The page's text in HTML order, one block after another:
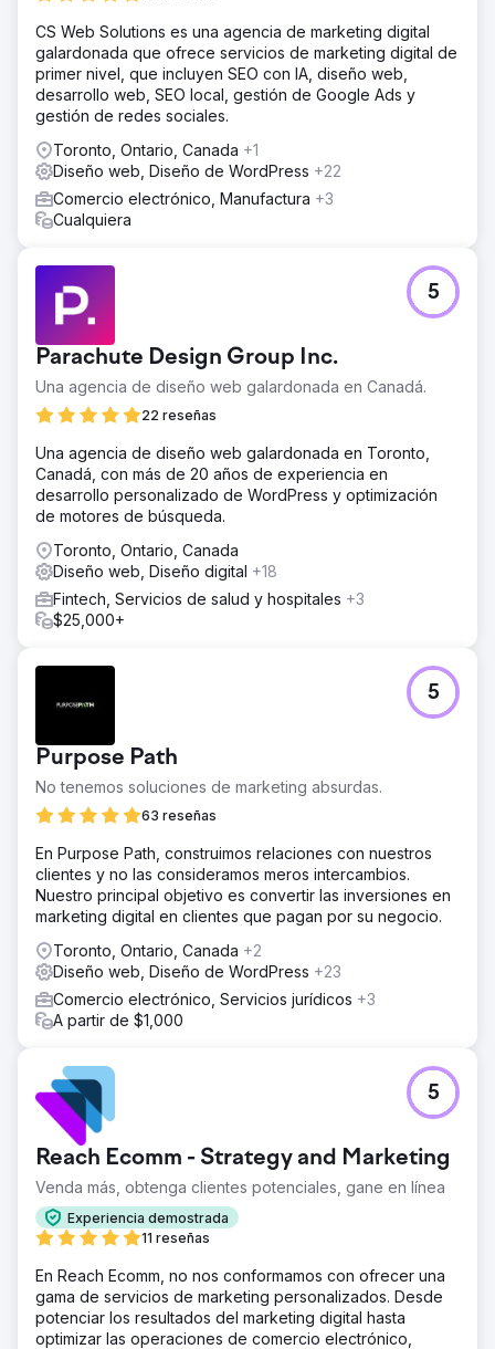
CS Web Solutions es una agencia de marketing digital
galardonada que ofrece servicios de marketing digital de
primer nivel, que incluyen SEO con IA, diseño web,
desarrollo web, SEO local, gestión de Google Ads y
gestión de redes sociales.
Toronto, Ontario, Canada +1
Diseño web, Diseño de WordPress +22
Comercio electrónico, Manufactura +3
Cualquiera
Parachute Design Group Inc.
Una agencia de diseño web galardonada en Canadá.
22 reseñas
5
Una agencia de diseño web galardonada en Toronto,
Canadá, con más de 20 años de experiencia en
desarrollo personalizado de WordPress y optimización
de motores de búsqueda.
Toronto, Ontario, Canada
Diseño web, Diseño digital +18
Fintech, Servicios de salud y hospitales +3
$25,000+
Purpose Path
No tenemos soluciones de marketing absurdas.
63 reseñas
5
En Purpose Path, construimos relaciones con nuestros
clientes y no las consideramos meros intercambios.
Nuestro principal objetivo es convertir las inversiones en
marketing digital en clientes que pagan por su negocio.
Toronto, Ontario, Canada +2
Diseño web, Diseño de WordPress +23
Comercio electrónico, Servicios jurídicos +3
A partir de $1,000
Reach Ecomm - Strategy and Marketing
Venda más, obtenga clientes potenciales, gane en línea
Experiencia demostrada
11 reseñas
5
En Reach Ecomm, no nos conformamos con ofrecer una
gama de servicios de marketing personalizados. Desde
potenciar los resultados del marketing digital hasta
optimizar las operaciones de comercio electrónico,